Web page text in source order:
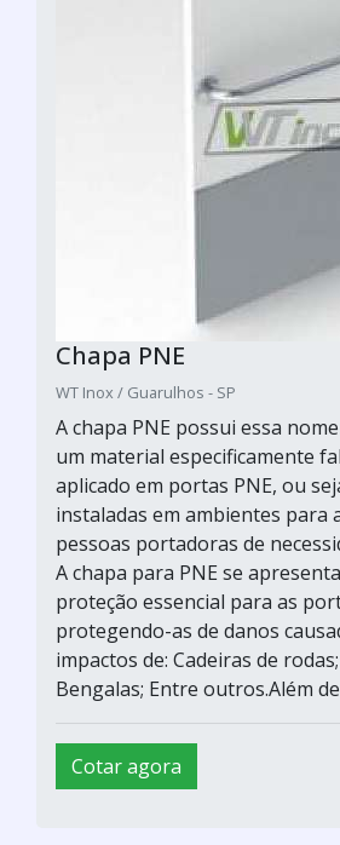
Chapa PNE
WT Inox / Guarulhos - SP
A chapa PNE possui essa
um material especificamente
aplicado em portas PNE, ou
instaladas em ambientes para
pessoas portadoras de
A chapa para PNE se
proteção essencial para as
protegendo-as de danos
impactos de: Cadeiras de
Bengalas; Entre outros.Além
Cotar agora